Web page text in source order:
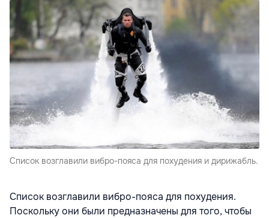
Список возглавили вибро-пояса для похудения и дирижабль.
Список возглавили вибро-пояса для похудения.
Поскольку они были предназначены для того, чтобы